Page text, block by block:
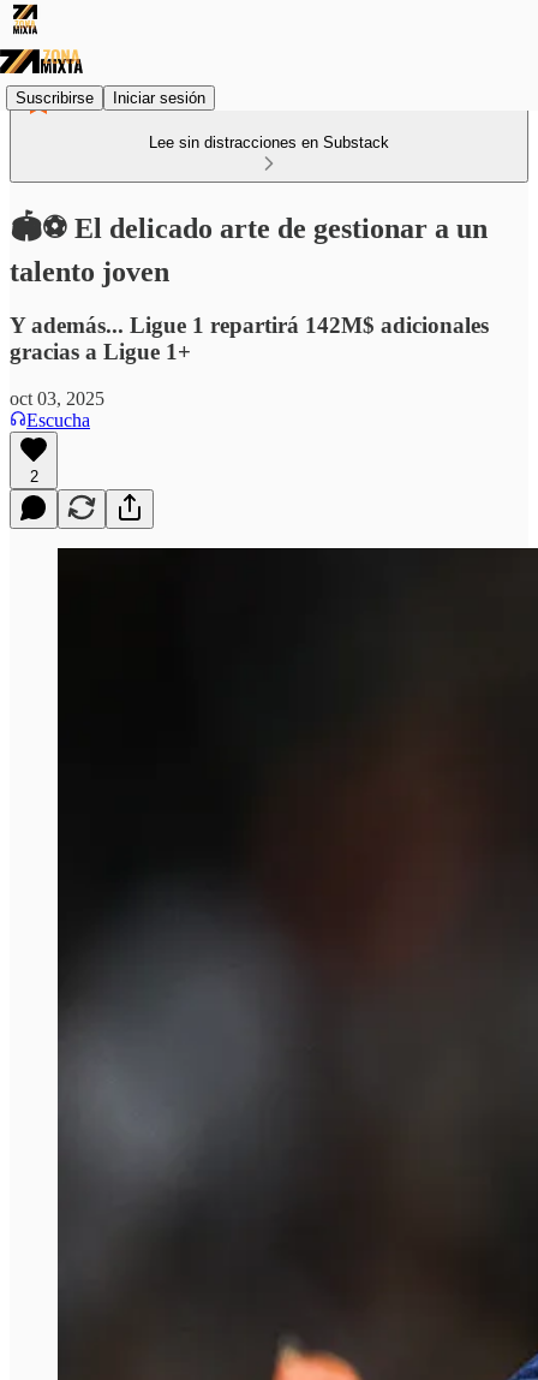
Suscribirse Iniciar sesión
Lee sin distracciones en Substack
🏟️⚽ El delicado arte de gestionar a un
talento joven
Y además... Ligue 1 repartirá 142M$ adicionales
gracias a Ligue 1+
oct 03, 2025
Escucha
2